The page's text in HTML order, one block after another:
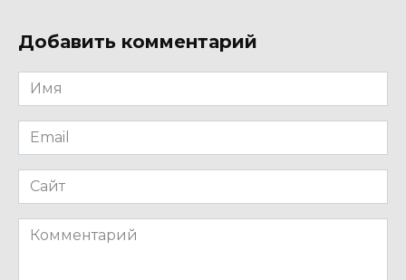
Добавить комментарий
Имя
*
Email
*
Сайт
Комментарий